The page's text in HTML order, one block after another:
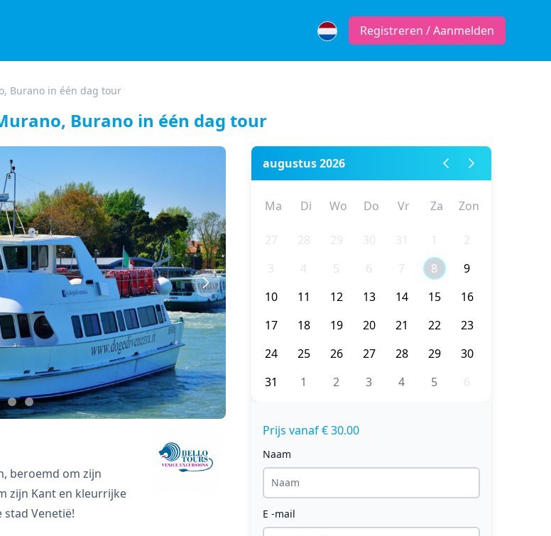
Registreren / Aanmelden
Burano in één dag tour
Burano in één dag tour
Volgende
beroemd om zijn
zijn Kant en kleurrijke
Venetië!
augustus 2026
Ma Di Wo Do Vr Za Zon
27 28 29 30 31 1
2
3
4 5 6 7 8
9
10
11 12 13 14 15
16
17
18 19 20 21 22
23
24
25 26 27 28 29
30
31
1 2 3 4 5 6
Prijs vanaf € 30.00
Naam
E -mail